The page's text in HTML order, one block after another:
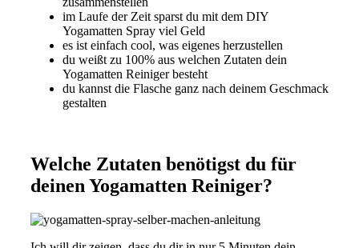
im Laufe der Zeit sparst du mit dem DIY
Yogamatten Spray viel Geld
es ist einfach cool, was eigenes herzustellen
du weißt zu 100% aus welchen Zutaten dein
Yogamatten Reiniger besteht
du kannst die Flasche ganz nach deinem Geschmack
gestalten
Welche Zutaten benötigst du für
deinen Yogamatten Reiniger?